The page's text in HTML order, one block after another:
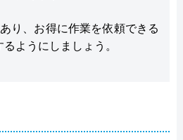
り、お得に作業を依頼できる
ようにしましょう。